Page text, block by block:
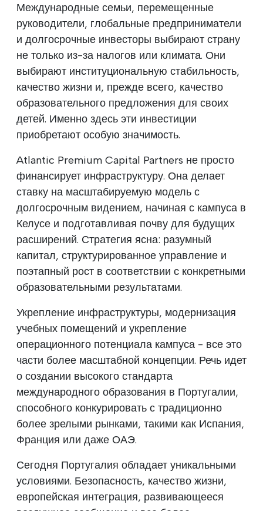
Международные семьи, перемещенные
руководители, глобальные предприниматели
и долгосрочные инвесторы выбирают страну
не только из-за налогов или климата. Они
выбирают институциональную стабильность,
качество жизни и, прежде всего, качество
образовательного предложения для своих
детей. Именно здесь эти инвестиции
приобретают особую значимость.
Atlantic Premium Capital Partners не просто
финансирует инфраструктуру. Она делает
ставку на масштабируемую модель с
долгосрочным видением, начиная с кампуса в
Келусе и подготавливая почву для будущих
расширений. Стратегия ясна: разумный
капитал, структурированное управление и
поэтапный рост в соответствии с конкретными
образовательными результатами.
Укрепление инфраструктуры, модернизация
учебных помещений и укрепление
операционного потенциала кампуса - все это
части более масштабной концепции. Речь идет
о создании высокого стандарта
международного образования в Португалии,
способного конкурировать с традиционно
более зрелыми рынками, такими как Испания,
Франция или даже ОАЭ.
Сегодня Португалия обладает уникальными
условиями. Безопасность, качество жизни,
европейская интеграция, развивающееся